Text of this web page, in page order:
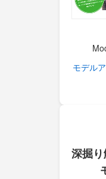
モデル
深掘